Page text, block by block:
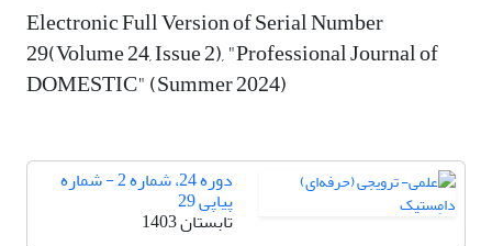
Electronic Full Version of Serial Number
29(Volume 24, Issue 2), "Professional Journal of
DOMESTIC" (Summer 2024)
دوره 24، شماره 2 - شماره
پیاپی 29
تابستان 1403